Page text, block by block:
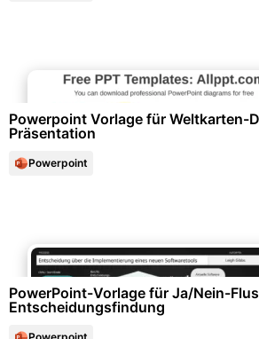
Powerpoint Vorlage für Weltkarten-
Präsentation
Powerpoint
PowerPoint-Vorlage für Ja/Nein-
Entscheidungsfindung